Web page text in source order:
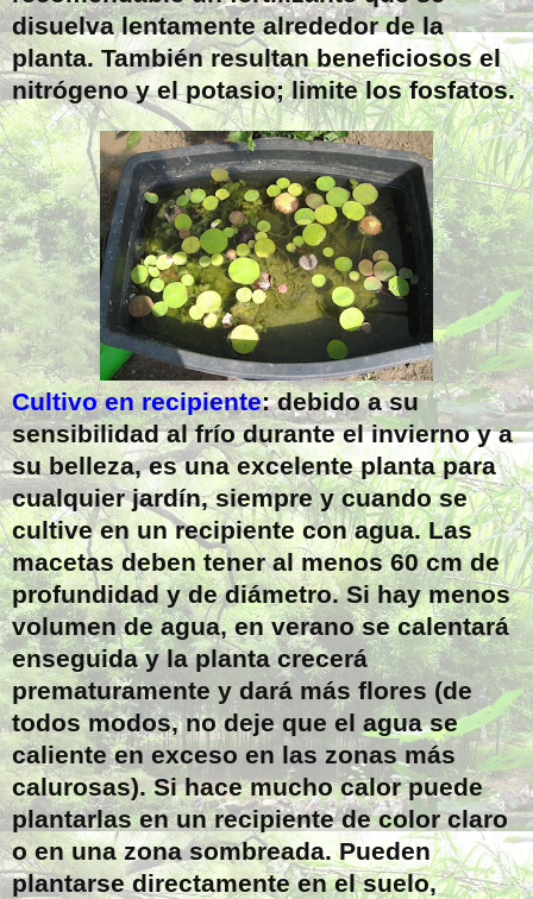
disuelva lentamente alrededor de la
planta. También resultan beneficiosos el
nitrógeno y el potasio; limite los fosfatos.
Cultivo en recipiente: debido a su
sensibilidad al frío durante el invierno y a
su belleza, es una excelente planta para
cualquier jardín, siempre y cuando se
cultive en un recipiente con agua. Las
macetas deben tener al menos 60 cm de
profundidad y de diámetro. Si hay menos
volumen de agua, en verano se calentará
enseguida y la planta crecerá
prematuramente y dará más flores (de
todos modos, no deje que el agua se
caliente en exceso en las zonas más
calurosas). Si hace mucho calor puede
plantarlas en un recipiente de color claro
o en una zona sombreada. Pueden
plantarse directamente en el suelo,